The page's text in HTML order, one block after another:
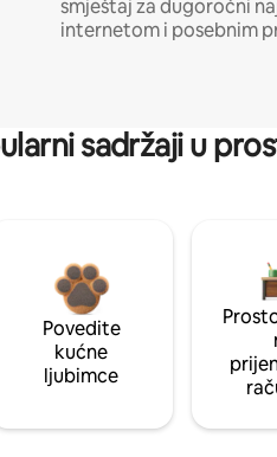
smještaj za dugoročni
internetom i posebnim
sadržaji u
Povedite
kućne
ljubimce